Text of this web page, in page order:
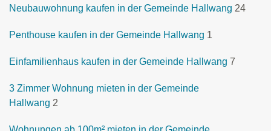
Neubauwohnung kaufen in der Gemeinde Hallwang 24
Penthouse kaufen in der Gemeinde Hallwang 1
Einfamilienhaus kaufen in der Gemeinde Hallwang 7
3 Zimmer Wohnung mieten in der Gemeinde
Hallwang 2